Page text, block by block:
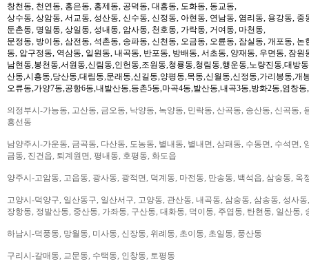
창천동, 천연동, 홍은동, 홍제동, 공덕동, 대흥동, 도화동, 동교동,
상수동, 상암동, 서교동, 성산동, 신수동, 신정동, 아현동, 연남동, 염리동, 용강동,
둔촌동, 명일동, 상일동, 성내동, 암사동, 천호동, 가락동, 거여동, 마천동,
문정동, 방이동, 삼전동, 석촌동, 송파동, 신천동, 오금동, 오륜동, 잠실동, 개포동,
동, 압구정동, 역삼동, 일원동, 내곡동, 반포동, 방배동, 서초동, 양재동, 우면동, 잠원
남현동,봉천동,서원동,신림동,인헌동,조원동,청룡동,청림동,행운동,노량진동,대방
산동,시흥동,당산동,대림동,문래동,신길동,양평동,목동,신월동,신정동,가리봉동,개
오류동,가양7동,공항6동,내발산동,등촌5동,마곡4동,발산동,내곡3동,방화2동,염창동
의정부시-가능동, 고산동, 금오동, 낙양동, 녹양동, 민락동, 산곡동, 송산동, 신곡동,
흥선동
남양주시-가운동, 금곡동, 다산동, 도농동, 별내동, 별내면, 삼패동, 수동면, 수석면,
금동, 진건읍, 퇴계원면, 평내동, 호평동, 화도읍
양주시-고암동, 고읍동, 광사동, 광적면, 덕계동, 마전동, 만송동, 백석읍, 삼숭동, 옥
고양시-덕양구, 일산동구, 일산서구, 고양동, 관산동, 내곡동, 삼숭동, 삼송동, 성사
장항동, 정발산동, 중산동, 가좌동, 구산동, 대화동, 덕이동, 주엽동, 탄현동, 일산동,
하남시-덕풍동, 망월동, 미사동, 신장동, 위례동, 초이동, 초일동, 풍산동
구리시-갈매동, 교문동, 수택동, 인창동, 토평동